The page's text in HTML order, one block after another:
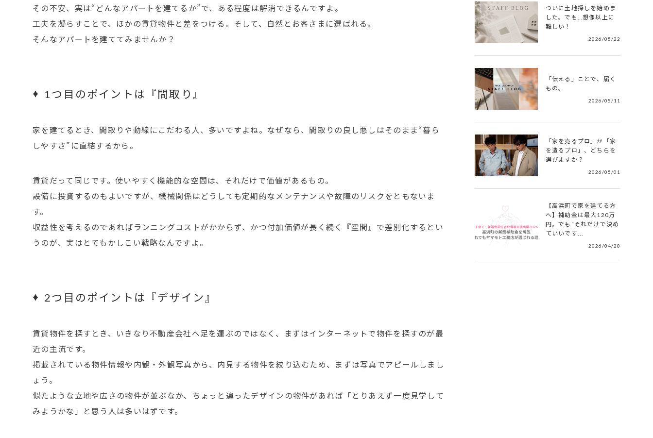
その不安、実は“どんなアパートを建てるか”で、ある程度は解消できるんですよ。
工夫を凝らすことで、ほかの賃貸物件と差をつける。そして、自然とお客さまに選ばれる。
そんなアパートを建ててみませんか？
1つ目のポイントは『間取り』
家を建てるとき、間取りや動線にこだわる人、多いですよね。なぜなら、間取りの良し悪しはそのまま“暮ら
しやすさ”に直結するから。
賃貸だって同じです。使いやすく機能的な空間は、それだけで価値があるもの。
設備に投資するのもよいですが、機械関係はどうしても定期的なメンテナンスや故障のリスクをともないま
す。
収益性を考えるのであればランニングコストがかからず、かつ付加価値が長く続く『空間』で差別化するとい
うのが、実はとてもかしこい戦略なんですよ。
2つ目のポイントは『デザイン』
賃貸物件を探すとき、いきなり不動産会社へ足を運ぶのではなく、まずはインターネットで物件を探すのが最
近の主流です。
掲載されている物件情報や内観・外観写真から、内見する物件を絞り込むため、まずは写真でアピールしまし
ょう。
似たような立地や広さの物件が並ぶなか、ちょっと違ったデザインの物件があれば「とりあえず一度見学して
みようかな」と思う人は多いはずです。
ついに土地探しを始めま
した。でも…想像以上に
難しい！
2026/05/22
「伝える」ことで、届く
もの。
2026/05/11
「家を売るプロ」か「家
を造るプロ」、どちらを
選びますか？
2026/05/01
【高浜町で家を建てる方
へ】補助金は最大120万
円。でも“それだけで決め
ていいです...
2026/04/20